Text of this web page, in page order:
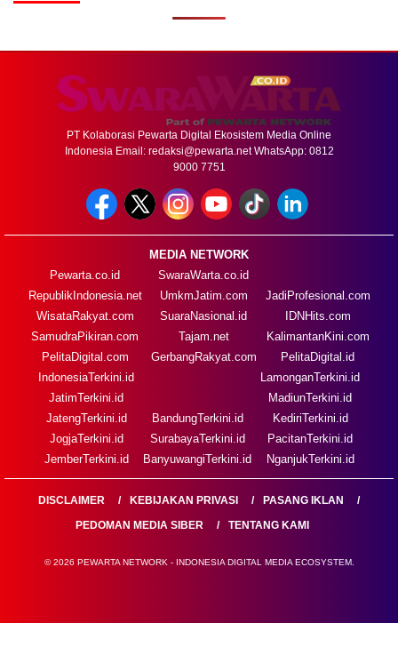
PT Kolaborasi Pewarta Digital Ekosistem Media Online
Indonesia Email: redaksi@pewarta.netWhatsApp: 0812
9000 7751
MEDIA NETWORK
Pewarta.co.id
RepublikIndonesia.net
WisataRakyat.com
SamudraPikiran.com
PelitaDigital.com
SwaraWarta.co.id
UmkmJatim.com
SuaraNasional.id
Tajam.net
GerbangRakyat.com
JadiProfesional.com
IDNHits.com
KalimantanKini.com
PelitaDigital.id
IndonesiaTerkini.id
JatimTerkini.id
JatengTerkini.id
JogjaTerkini.id
JemberTerkini.id
BandungTerkini.id
SurabayaTerkini.id
BanyuwangiTerkini.id
LamonganTerkini.id
MadiunTerkini.id
KediriTerkini.id
PacitanTerkini.id
NganjukTerkini.id
DISCLAIMER KEBIJAKAN PRIVASI
PASANG IKLAN
PEDOMAN MEDIA SIBER
TENTANG KAMI
© 2026 PEWARTA NETWORK - INDONESIA DIGITAL MEDIA ECOSYSTEM.